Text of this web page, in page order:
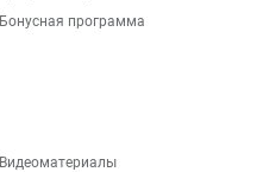
Бонусная программа
Видеоматериалы